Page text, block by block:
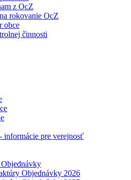
z OcZ
rokovanie OcZ
obce
činnosti
informácie pre verejnosť
Objednávky 2026